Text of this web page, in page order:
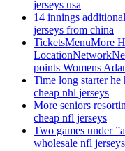
jerseys usa
14 innings
jerseys from china
TicketsMenuMore
points Womens
Time long starter
cheap nhl jerseys
More seniors
cheap nfl jerseys
Two games under
wholesale nfl jerseys